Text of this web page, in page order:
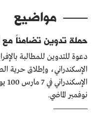
مواضيع
حملة تدوين تضامناً مع
دعوة للتدوين للمطالبة
الإسكندراني، وإطلاق حرية
نوفمبر الماضي.